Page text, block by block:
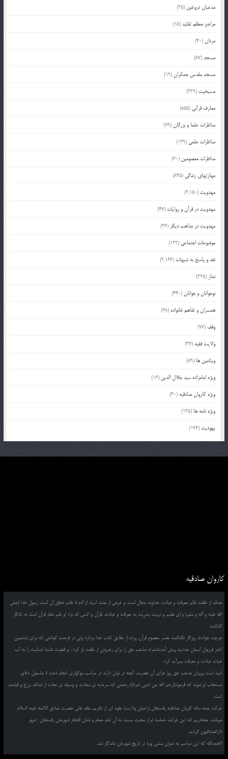
مدعیان دروغین (25)
مراجع معظم تقلید(15)
مردان(40)
مسجد(87)
مسجد مقدس جمکران(19)
مسیحیت (229)
معارف قرآنی (855)
مناظرات علما و بزرگان(79)
مناظرات علمی (139)
مناظرات معصومین (60)
مهارتهای زندگی (845)
مهدویت (2,150)
مهدویت در قرآن و روایات (47)
مهدویت در مذاهب دیگر (36)
موضوعات اجتماعی (122)
نقد و پاسخ به شبهات (2,166)
نماز (225)
نوجوانان و جوانان(440)
همسران و تفاهم خانواده (68)
وقف (77)
ولایت فقیه (37)
ویتامین ها (89)
ویژه امامزاده سید جلال الدین (16)
ویژه کاروان صادقیه (30)
ویژه نامه ها (135)
یهودیت (194)
کاروان صادقیه
هدف از خلقت عالم معرفت و عبادت خداوند متعال است, و غرض از بعثت انبیاء از آدم تا خاتم تحقق آن است, رسول خدا (صلی
الله علیه و آله و سلم) برای تعلیم و تربیت بشریّت به معرفت و عبادت ,قرآن و کسی که نزد او علم تمام قرآن است به یادگار
گذاشت.
هرچند حوادث روزگار نگذاشت مفسّر معصومِ قرآن, پرده از حقایق کتاب خدا بردارد ولی در فرصت کوتاهی که برای ششمین
اختر فرزوان آسمان هدایت پیش آمد,شاهراه مذهب حق را برای رهروانِ از خلقت باز کرد , و فطرت تشنه انسانیت را به آب
حیات عبادت و معرفت سیرآب کرد.
امید است پیروان مذهب حق روز عزای آن حضرت, آنچه در توان دارند در مراسم سوگواری انجام دهند تا مشمول دعای
مستجاب او شوند که فرمود((رحم الله من احیی امرنا)) رحمتی که سرمایه ی سعادت و وسیله ی نجات از شدائد برزخ و قیامت
است.
حرکت همه ساله کاروان صادقیه رفسنجان (راهیان ولایت) جلوه ای از تکریم مقام عالی حضرت صادق الائمه علیه السلام
میباشد. مفتخریم که این حرکت حماسه ابراز محبت نسبت به آن امام همام و نشان افتخار شهرمان رفسنجان ؛ شهر
دارالصادقیون گردید.
الحمدالله که این مراسم به عنوان سنتی پویا در تاریخ شهرمان ماندگار شد.